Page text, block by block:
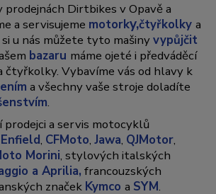
prodejnách Dirtbikes v Opavě a
a servisujeme motorky,čtyřkolkya
si u nás můžete tyto mašinyvypůjčit
bazaru máme ojeté i předváděcí
Vybavíme vás od hlavy k
a všechny vaše stroje doladíte
.
prodejci a servis motocyklů
, CFMoto,Jawa, QJMotor,
Morini, stylových italských
a Aprilia, francouzských
značek Kymcoa SYM.